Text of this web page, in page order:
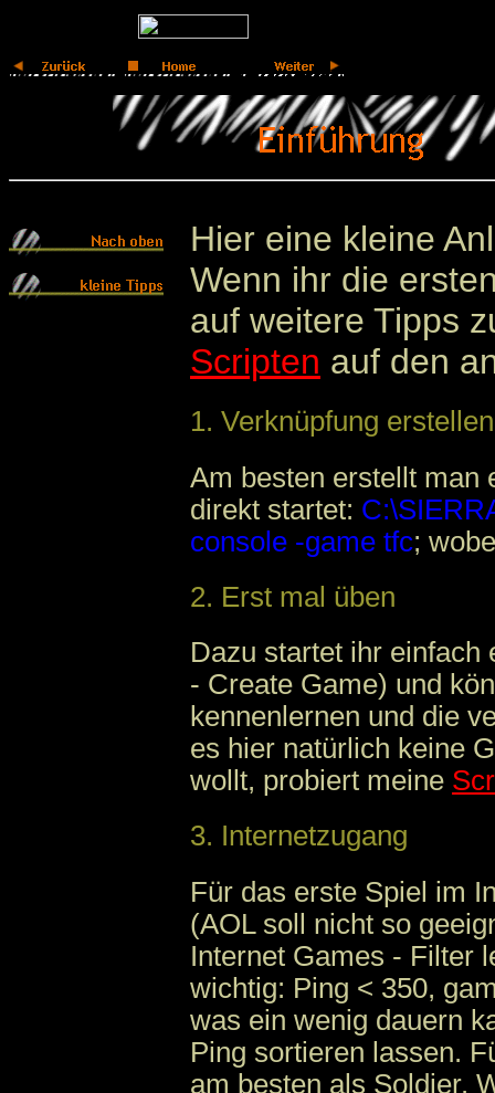
Hier eine kleine
Wenn ihr die
auf weitere Tipps
Scripten auf den
1. Verknüpfung erstellen
Am besten erstellt man
direkt startet:
console -game tfc;
2. Erst mal üben
Dazu startet ihr
- Create Game) und
kennenlernen und die
es hier natürlich keine
wollt, probiert meine
3. Internetzugang
Für das erste Spiel im
(AOL soll nicht so
Internet Games - Filter
wichtig: Ping < 350,
was ein wenig dauern
Ping sortieren lassen.
am besten als Soldier.